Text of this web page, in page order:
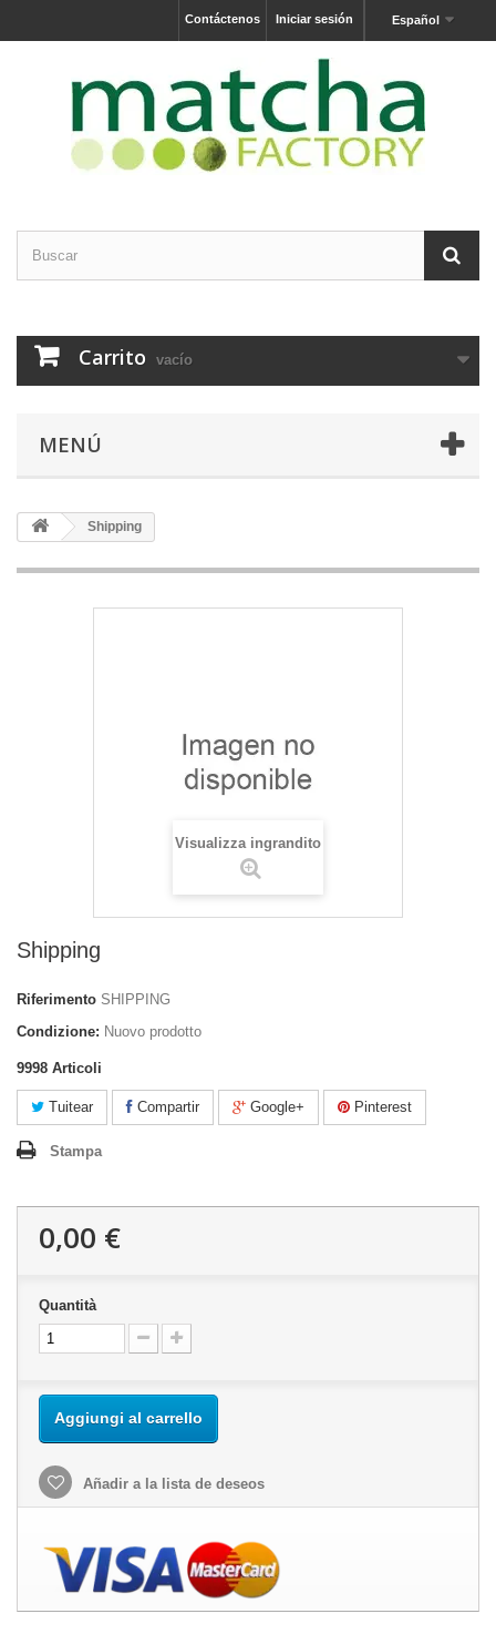
Español
Iniciar sesión
Contáctenos
Carrito vacío
MENÚ
Shipping
Visualizza ingrandito
Shipping
Riferimento SHIPPING
Condizione: Nuovo prodotto
9998 Articoli
Tuitear Compartir Google+ Pinterest
Stampa
0,00 €
Quantità
Aggiungi al carrello
Añadir a la lista de deseos